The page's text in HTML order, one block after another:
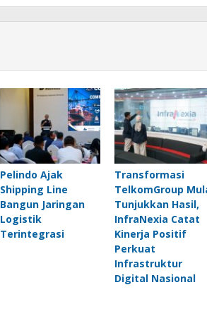
Pelindo Ajak
Shipping Line
Bangun Jaringan
Logistik
Terintegrasi
Transformasi
TelkomGroup
Tunjukkan Hasil,
InfraNexia Catat
Kinerja Positif
Perkuat
Infrastruktur
Digital Nasional